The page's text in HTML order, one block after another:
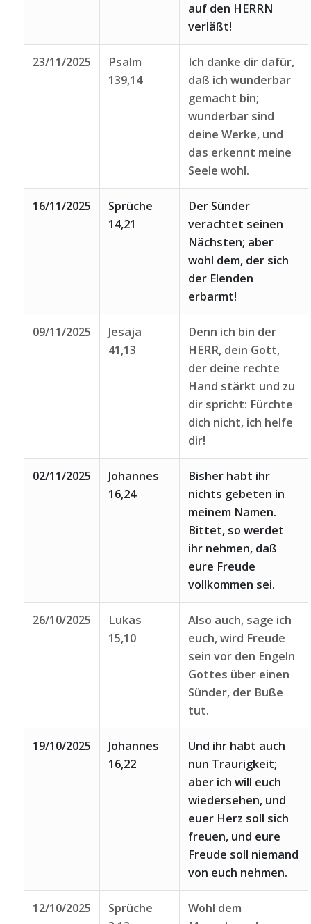
auf den HERRN
verläßt!
23/11/2025
Psalm
139,14
Ich danke dir dafür,
daß ich wunderbar
gemacht bin;
wunderbar sind
deine Werke, und
das erkennt meine
Seele wohl.
16/11/2025
Sprüche
14,21
Der Sünder
verachtet seinen
Nächsten; aber
wohl dem, der sich
der Elenden
erbarmt!
09/11/2025
Jesaja
41,13
Denn ich bin der
HERR, dein Gott,
der deine rechte
Hand stärkt und zu
dir spricht: Fürchte
dich nicht, ich helfe
dir!
02/11/2025
Johannes
16,24
Bisher habt ihr
nichts gebeten in
meinem Namen.
Bittet, so werdet
ihr nehmen, daß
eure Freude
vollkommen sei.
26/10/2025
Lukas
15,10
Also auch, sage ich
euch, wird Freude
sein vor den Engeln
Gottes über einen
Sünder, der Buße
tut.
19/10/2025
Johannes
16,22
Und ihr habt auch
nun Traurigkeit;
aber ich will euch
wiedersehen, und
euer Herz soll sich
freuen, und eure
Freude soll niemand
von euch nehmen.
12/10/2025
Sprüche
Wohl dem